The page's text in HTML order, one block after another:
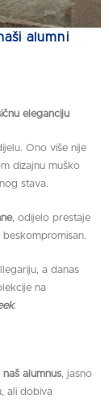
alumni
eleganciju
Ono više nije
dizajnu muško
stava.
, odijelo prestaje
a danas
na
.
alumnus, jasno
ali dobiva